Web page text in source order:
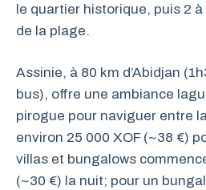
le quartier historique, puis 2
de la plage.
Assinie, à 80 km d’Abidjan
bus), offre une ambiance
pirogue pour naviguer entre
environ 25 000 XOF (~38 €)
villas et bungalows
(~30 €) la nuit; pour un